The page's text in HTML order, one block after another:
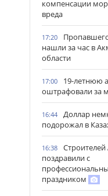
компенсации
вреда
17:20
нашли за час в
области
17:00
19-летнюю
оштрафовали за
16:44
Доллар
подорожал в
16:38
поздравили с
праздником